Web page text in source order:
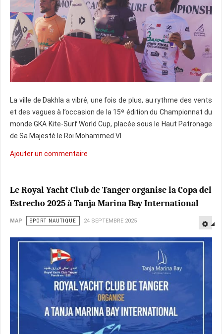
La ville de Dakhla a vibré, une fois de plus, au rythme des vents
et des vagues à l’occasion de la 15ᵉ édition du Championnat du
monde GKA Kite-Surf World Cup, placée sous le Haut Patronage
de Sa Majesté le Roi Mohammed VI.
Ajouter un commentaire
Le Royal Yacht Club de Tanger organise la Copa del
Estrecho 2025 à Tanja Marina Bay International
MAP SPORT NAUTIQUE 24 SEPTEMBRE 2025